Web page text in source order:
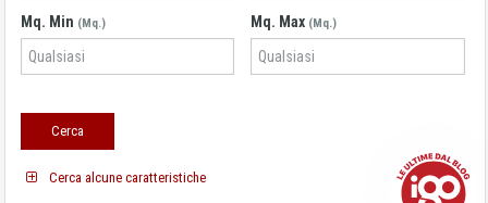
Mq. Min (Mq.) Mq. Max (Mq.)
Cerca alcune caratteristiche